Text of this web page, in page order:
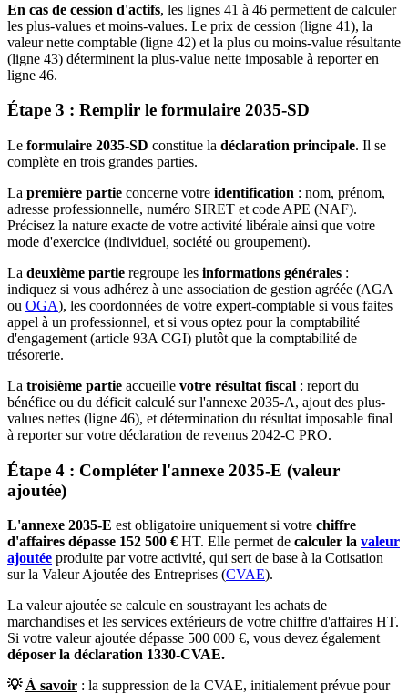
En cas de cession d'actifs, les lignes 41 à 46 permettent de calculer
les plus-values et moins-values. Le prix de cession (ligne 41), la
valeur nette comptable (ligne 42) et la plus ou moins-value résultante
(ligne 43) déterminent la plus-value nette imposable à reporter en
ligne 46.
Étape 3 : Remplir le formulaire 2035-SD
Le formulaire 2035-SD constitue la déclaration principale. Il se
complète en trois grandes parties.
La première partie concerne votre identification : nom, prénom,
adresse professionnelle, numéro SIRET et code APE (NAF).
Précisez la nature exacte de votre activité libérale ainsi que votre
mode d'exercice (individuel, société ou groupement).
La deuxième partie regroupe les informations générales :
indiquez si vous adhérez à une association de gestion agréée (AGA
ou OGA), les coordonnées de votre expert-comptable si vous faites
appel à un professionnel, et si vous optez pour la comptabilité
d'engagement (article 93A CGI) plutôt que la comptabilité de
trésorerie.
La troisième partie accueille votre résultat fiscal : report du
bénéfice ou du déficit calculé sur l'annexe 2035-A, ajout des plus-
values nettes (ligne 46), et détermination du résultat imposable final
à reporter sur votre déclaration de revenus 2042-C PRO.
Étape 4 : Compléter l'annexe 2035-E (valeur
ajoutée)
L'annexe 2035-E est obligatoire uniquement si votre chiffre
d'affaires dépasse 152 500 € HT. Elle permet de calculer la valeur
ajoutée produite par votre activité, qui sert de base à la Cotisation
sur la Valeur Ajoutée des Entreprises (CVAE).
La valeur ajoutée se calcule en soustrayant les achats de
marchandises et les services extérieurs de votre chiffre d'affaires HT.
Si votre valeur ajoutée dépasse 500 000 €, vous devez également
déposer la déclaration 1330-CVAE.
💡À savoir : la suppression de la CVAE, initialement prévue pour